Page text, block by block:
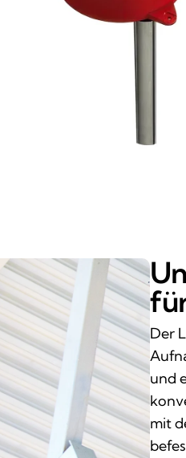
Der
und
mit